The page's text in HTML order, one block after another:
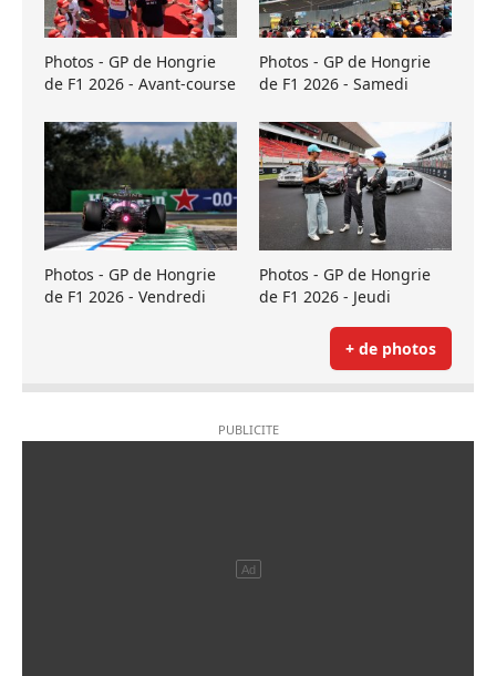
Photos - GP de Hongrie
de F1 2026 - Avant-course
Photos - GP de Hongrie
de F1 2026 - Samedi
Photos - GP de Hongrie
de F1 2026 - Vendredi
Photos - GP de Hongrie
de F1 2026 - Jeudi
+ de photos